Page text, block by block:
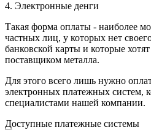
4. Электронные денги
Такая форма оплаты - наиболее
частных лиц, у которых нет
банковской карты и которые хотят
поставщиком металла.
Для этого всего лишь нужно
электронных платежных систем,
специалистами нашей компании.
Доступные платежные системы